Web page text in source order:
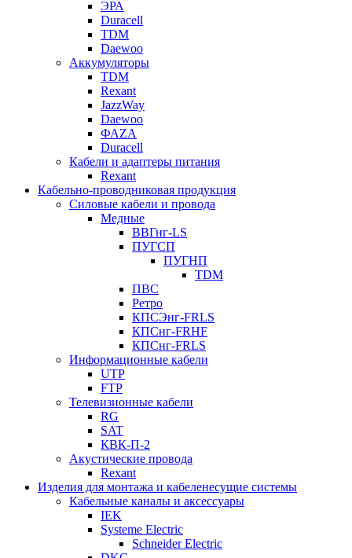
ЭРА
Duracell
TDM
Daewoo
Аккумуляторы
TDM
Rexant
JazzWay
Daewoo
ФАZА
Duracell
Кабели и адаптеры питания
Rexant
Кабельно-проводниковая продукция
Силовые кабели и провода
Медные
ВВГнг-LS
ПУГСП
ПУГНП
TDM
ПВС
Ретро
КПСЭнг-FRLS
КПСнг-FRHF
КПСнг-FRLS
Информационные кабели
UTP
FTP
Телевизионные кабели
RG
SAT
КВК-П-2
Акустические провода
Rexant
Изделия для монтажа и кабеленесущие системы
Кабельные каналы и аксессуары
IEK
Systeme Electric
Schneider Electric